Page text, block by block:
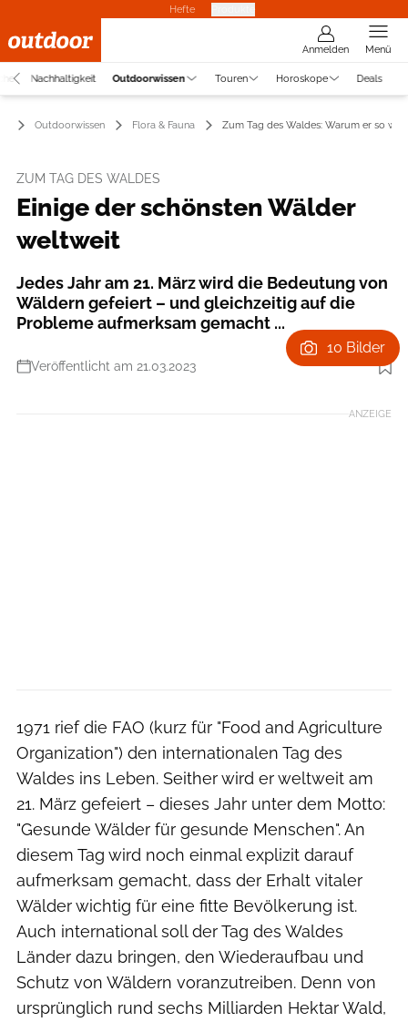
Hefte
Anmelden Menü
Nachhaltigkeit Outdoorwissen Touren Horoskope Deals
Outdoorwissen Flora & Fauna Zum Tag des Waldes: Warum er so
ZUM TAG DES WALDES
Einige der schönsten Wälder
weltweit
Jedes Jahr am 21. März wird die Bedeutung von
Wäldern gefeiert – und gleichzeitig auf die
Probleme aufmerksam gemacht ...
Veröffentlicht am 21.03.2023
Foto: the_burtons via GettyImages
10 Bilder
ANZEIGE
1971 rief die FAO (kurz für "Food and Agriculture
Organization") den internationalen Tag des
Waldes ins Leben. Seither wird er weltweit am
21. März gefeiert – dieses Jahr unter dem Motto:
"Gesunde Wälder für gesunde Menschen". An
diesem Tag wird noch einmal explizit darauf
aufmerksam gemacht, dass der Erhalt vitaler
Wälder wichtig für eine fitte Bevölkerung ist.
Auch international soll der Tag des Waldes
Länder dazu bringen, den Wiederaufbau und
Schutz von Wäldern voranzutreiben. Denn von
ursprünglich rund sechs Milliarden Hektar Wald,